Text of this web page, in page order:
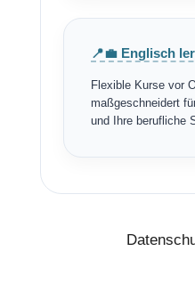
📍💼 Englisch
Flexible Kurse vor
maßgeschneidert
und Ihre berufliche